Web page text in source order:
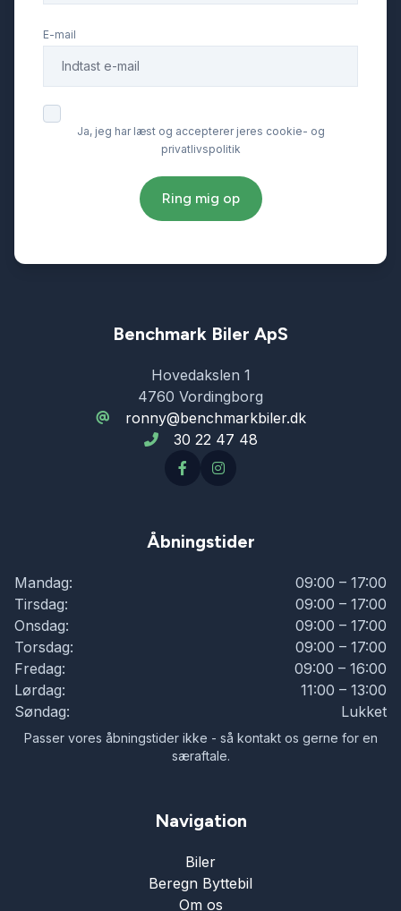
E-mail
Ja, jeg har læst og accepterer jeres cookie- og
privatlivspolitik
Ring mig op
Benchmark Biler ApS
Hovedakslen 1
4760 Vordingborg
ronny@benchmarkbiler.dk
30 22 47 48
Åbningstider
Mandag:
09:00 – 17:00
Tirsdag:
09:00 – 17:00
Onsdag:
09:00 – 17:00
Torsdag:
09:00 – 17:00
Fredag:
09:00 – 16:00
Lørdag:
11:00 – 13:00
Søndag:
Lukket
Passer vores åbningstider ikke - så kontakt os gerne for en
særaftale.
Navigation
Biler
Beregn Byttebil
Om os